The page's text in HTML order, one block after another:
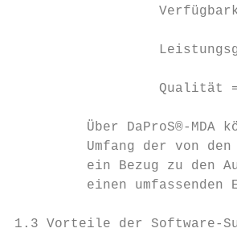
Qualität
Über DaProS®-MDA
Umfang der von
ein Bezug zu den
einen umfassenden
1.3 Vorteile der Software-